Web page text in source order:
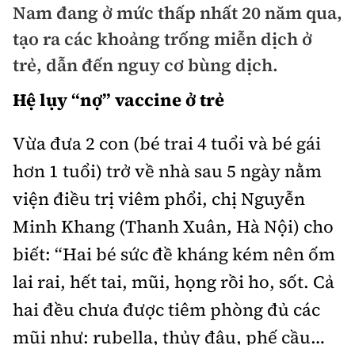
Chính trị
Xã hội
Chuyện dọc đường
Xây dựng
Chỉ đạo điều hành
Quy hoạch kiến trúc
Vật liệu xây dựng
Giám định chất lượng
Giao thông
Quản lý
Đường bộ
Hàng không
Đường sắt
Đăng kiểm
Đường sắt tốc độ cao
Đường thủy
Kinh tế
Thị trường
Tài chính
Chứng khoán
Doanh nghiệp
Pháp luật
Thanh tra
An ninh hình sự
Điều tra
Pháp đình
An toàn giao thông
Giao thông 24h
ATGT địa phương
Chất lượng sống
Giáo dục
Y tế
Văn hóa - Giải Trí
Văn hóa
Nam đang ở mức thấp nhất 20 năm qua,
tạo ra các khoảng trống miễn dịch ở
trẻ, dẫn đến nguy cơ bùng dịch.
Hệ lụy “nợ” vaccine ở trẻ
Vừa đưa 2 con (bé trai 4 tuổi và bé gái
hơn 1 tuổi) trở về nhà sau 5 ngày nằm
viện điều trị viêm phổi, chị Nguyễn
Minh Khang (Thanh Xuân, Hà Nội) cho
biết: “Hai bé sức đề kháng kém nên ốm
lai rai, hết tai, mũi, họng rồi ho, sốt. Cả
hai đều chưa được tiêm phòng đủ các
mũi như: rubella, thủy đậu, phế cầu…